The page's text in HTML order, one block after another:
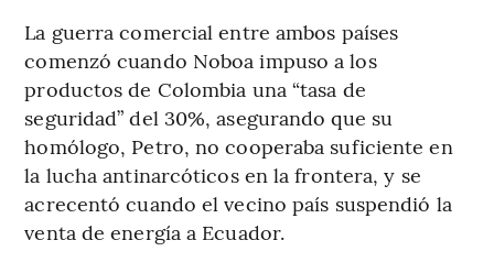
La guerra comercial entre ambos países
comenzó cuando Noboa impuso a los
productos de Colombia una “tasa de
seguridad” del 30%, asegurando que su
homólogo, Petro, no cooperaba suficiente en
la lucha antinarcóticos en la frontera, y se
acrecentó cuando el vecino país suspendió la
venta de energía a Ecuador.